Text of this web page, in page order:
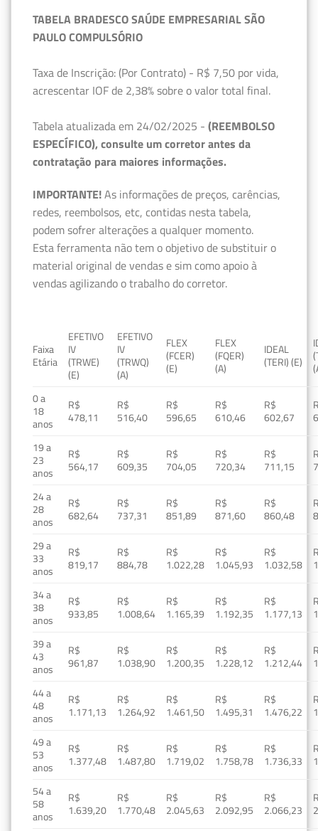
TABELA BRADESCO SAÚDE EMPRESARIAL SÃO
PAULO COMPULSÓRIO
Taxa de Inscrição: (Por Contrato) - R$ 7,50 por vida,
acrescentar IOF de 2,38% sobre o valor total final.
Tabela atualizada em 24/02/2025 - (REEMBOLSO
ESPECÍFICO), consulte um corretor antes da
contratação para maiores informações.
IMPORTANTE!As informações de preços, carências,
redes, reembolsos, etc, contidas nesta tabela,
podem sofrer alterações a qualquer momento.
Esta ferramenta não tem o objetivo de substituir o
material original de vendas e sim como apoio à
vendas agilizando o trabalho do corretor.
Faixa
Etária
EFETIVO
IV
(TRWE)
(E)
EFETIVO
IV
(TRWQ)
(A)
FLEX
(FCER)
(E)
FLEX
(FQER)
(A)
IDEAL
(TERI) (E)
0 a
18
anos
R$
478,11
R$
516,40
R$
596,65
R$
610,46
R$
602,67
19 a
23
anos
R$
564,17
R$
609,35
R$
704,05
R$
720,34
R$
711,15
24 a
28
anos
R$
682,64
R$
737,31
R$
851,89
R$
871,60
R$
860,48
29 a
33
anos
R$
819,17
R$
884,78
R$
1.022,28
R$
1.045,93
R$
1.032,58
34 a
38
anos
R$
933,85
R$
1.008,64
R$
1.165,39
R$
1.192,35
R$
1.177,13
39 a
43
anos
R$
961,87
R$
1.038,90
R$
1.200,35
R$
1.228,12
R$
1.212,44
44 a
48
anos
R$
1.171,13
R$
1.264,92
R$
1.461,50
R$
1.495,31
R$
1.476,22
49 a
53
anos
R$
1.377,48
R$
1.487,80
R$
1.719,02
R$
1.758,78
R$
1.736,33
54 a
58
anos
R$
1.639,20
R$
1.770,48
R$
2.045,63
R$
2.092,95
R$
2.066,23